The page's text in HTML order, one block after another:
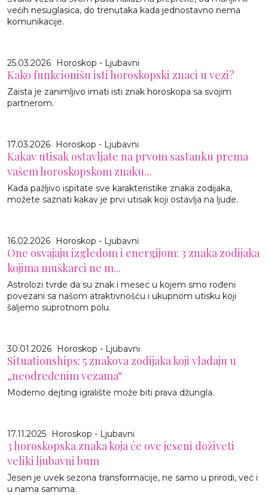
većih nesuglasica, do trenutaka kada jednostavno nema
komunikacije.
25.03.2026 Horoskop - Ljubavni
Kako funkcionišu isti horoskopski znaci u vezi?
Zaista je zanimljivo imati isti znak horoskopa sa svojim
partnerom.
17.03.2026 Horoskop - Ljubavni
Kakav utisak ostavljate na prvom sastanku prema
vašem horoskopskom znaku...
Kada pažljivo ispitate sve karakteristike znaka zodijaka,
možete saznati kakav je prvi utisak koji ostavlja na ljude.
16.02.2026 Horoskop - Ljubavni
One osvajaju izgledom i energijom: 3 znaka zodijaka
kojima muškarci ne m...
Astrolozi tvrde da su znak i mesec u kojem smo rođeni
povezani sa našom atraktivnošću i ukupnom utisku koji
šaljemo suprotnom polu.
30.01.2026 Horoskop - Ljubavni
Situationships: 5 znakova zodijaka koji vladaju u
„neodređenim vezama“
Moderno dejting igralište može biti prava džungla.
17.11.2025 Horoskop - Ljubavni
3 horoskopska znaka koja će ove jeseni doživeti
veliki ljubavni bum
Jesen je uvek sezona transformacije, ne samo u prirodi, već i
u nama samima.